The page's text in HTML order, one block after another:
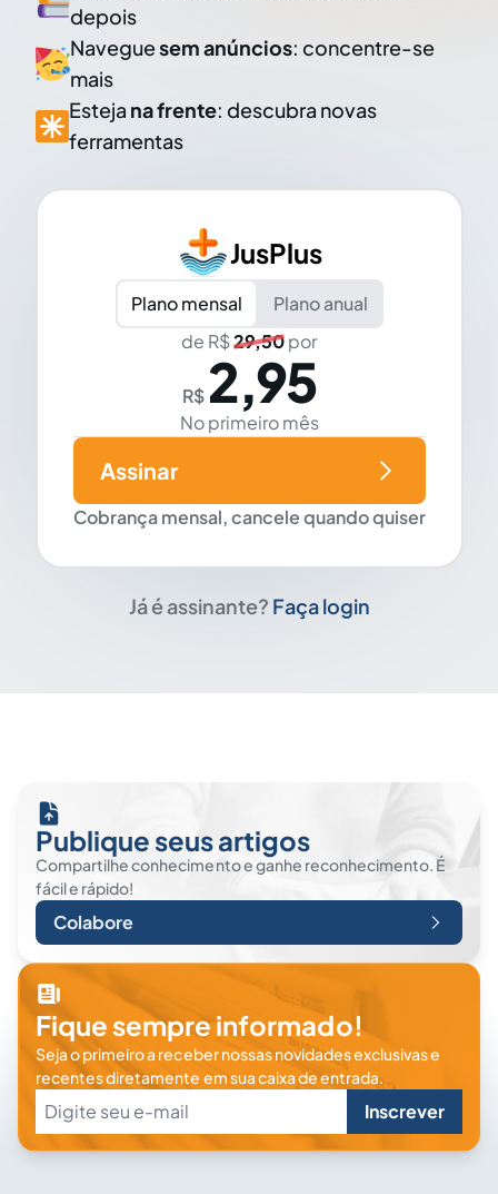
depois
Naveguesem anúncios: concentre-se
mais
Esteja na frente: descubra novas
ferramentas
JusPlus
Plano mensal
Plano anual
de R$29,50por
R$ 2,95
No primeiro mês
Cobrança mensal, cancele quando quiser
Assinar
Já é assinante? Faça login
Publique seus artigos
Compartilhe conhecimento e ganhe reconhecimento. É
fácil e rápido!
Colabore
Fique sempre informado!
Seja o primeiro a receber nossas novidades exclusivas e
recentes diretamente em sua caixa de entrada.
Inscrever